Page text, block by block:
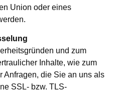
Union oder eines
und zum
Inhalte, wie zum
Anfragen, die Sie an uns als
SSL- bzw. TLS-